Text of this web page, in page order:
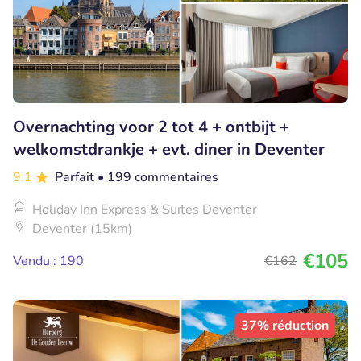
Overnachting voor 2 tot 4 + ontbijt +
welkomstdrankje + evt. diner in Deventer
9.1 Parfait • 199 commentaires
Holiday Inn Express & Suites Deventer
Deventer (15km)
Vendu : 190
€162 €105
37% réduction